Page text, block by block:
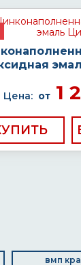
Цена: от 1
вмп